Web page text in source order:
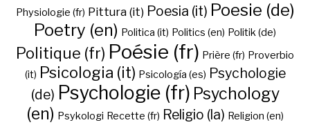
Physiologie (fr) Pittura (it) Poesia (it) Poesie (de)
Poetry (en) Politica (it) Politics (en) Politik (de)
Politique (fr) Poésie (fr) Prière (fr) Proverbio
(it) Psicologia (it) Psicología (es) Psychologie
(de) Psychologie (fr) Psychology
(en) Psykologi Recette (fr) Religio (la) Religion (en)